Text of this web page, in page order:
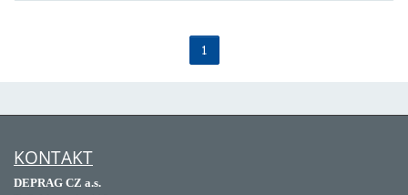
1
KONTAKT
DEPRAG CZ a.s.